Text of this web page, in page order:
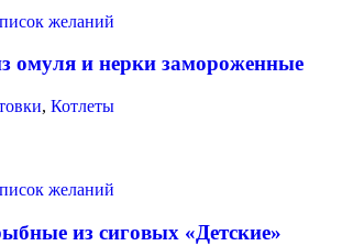
желаний
омуля и нерки замороженные
, Котлеты
желаний
из сиговых «Детские»